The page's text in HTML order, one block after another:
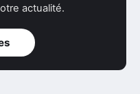
actualité.